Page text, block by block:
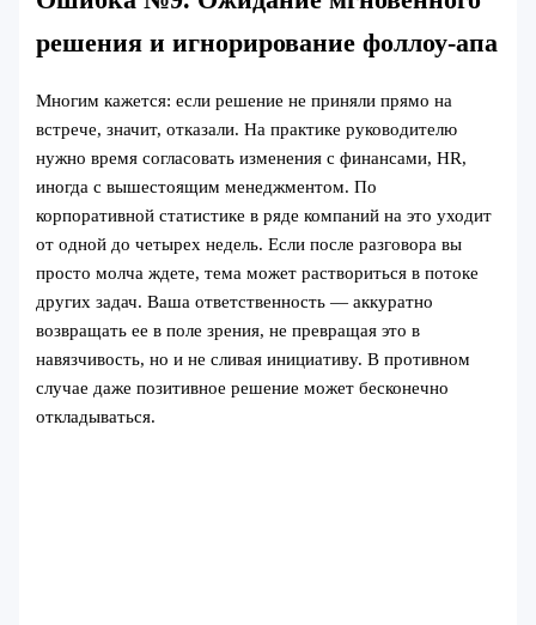
решения и игнорирование фоллоу-апа
Многим кажется: если решение не приняли прямо на
встрече, значит, отказали. На практике руководителю
нужно время согласовать изменения с финансами, HR,
иногда с вышестоящим менеджментом. По
корпоративной статистике в ряде компаний на это уходит
от одной до четырех недель. Если после разговора вы
просто молча ждете, тема может раствориться в потоке
других задач. Ваша ответственность — аккуратно
возвращать ее в поле зрения, не превращая это в
навязчивость, но и не сливая инициативу. В противном
случае даже позитивное решение может бесконечно
откладываться.